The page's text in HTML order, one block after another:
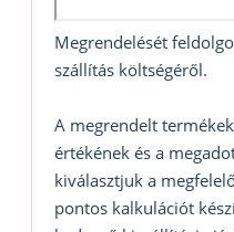
Megrendelését
szállítás költségéről.
A megrendelt
értékének és a
kiválasztjuk a
pontos kalkulációt